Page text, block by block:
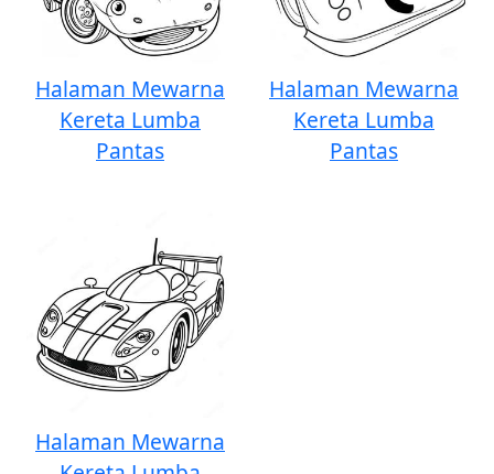
Halaman Mewarna
Kereta Lumba
Pantas
Halaman Mewarna
Kereta Lumba
Pantas
Halaman Mewarna